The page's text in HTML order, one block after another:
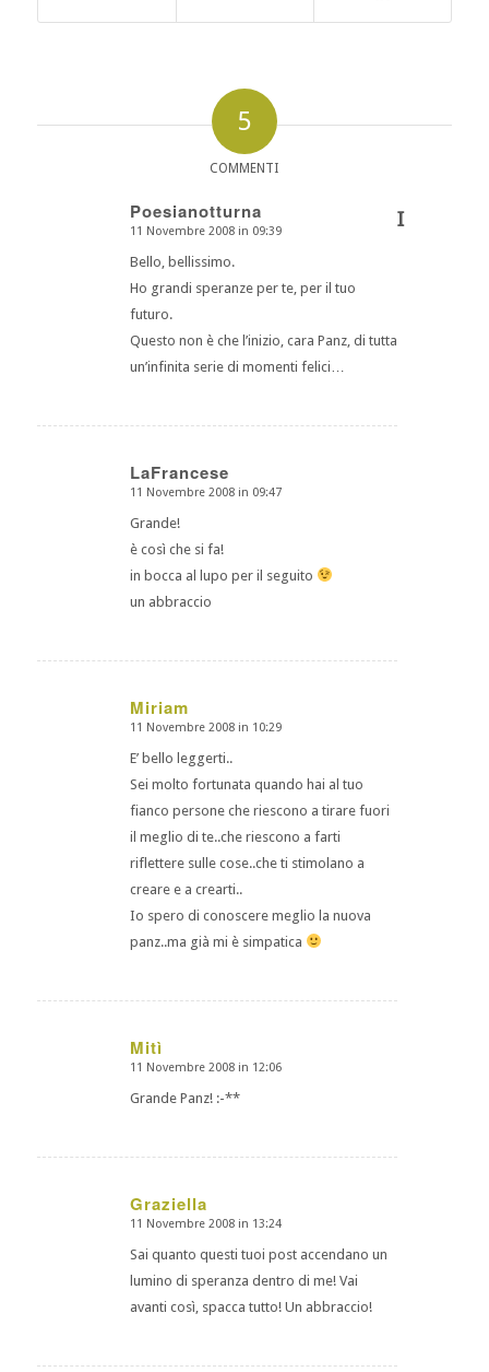
5
COMMENTI
Poesianotturna
dice:
11 Novembre 2008 in 09:39
Bello, bellissimo.
Ho grandi speranze per te, per il tuo
futuro.
Questo non è che l’inizio, cara Panz, di tutta
un’infinita serie di momenti felici…
LaFrancese
dice:
11 Novembre 2008 in 09:47
Grande!
è così che si fa!
in bocca al lupo per il seguito
un abbraccio
Miriam
dice:
11 Novembre 2008 in 10:29
E’ bello leggerti..
Sei molto fortunata quando hai al tuo
fianco persone che riescono a tirare fuori
il meglio di te..che riescono a farti
riflettere sulle cose..che ti stimolano a
creare e a crearti..
Io spero di conoscere meglio la nuova
panz..ma già mi è simpatica
Mitì
dice:
11 Novembre 2008 in 12:06
Grande Panz! :-**
Graziella
dice:
11 Novembre 2008 in 13:24
Sai quanto questi tuoi post accendano un
lumino di speranza dentro di me! Vai
avanti così, spacca tutto! Un abbraccio!
I